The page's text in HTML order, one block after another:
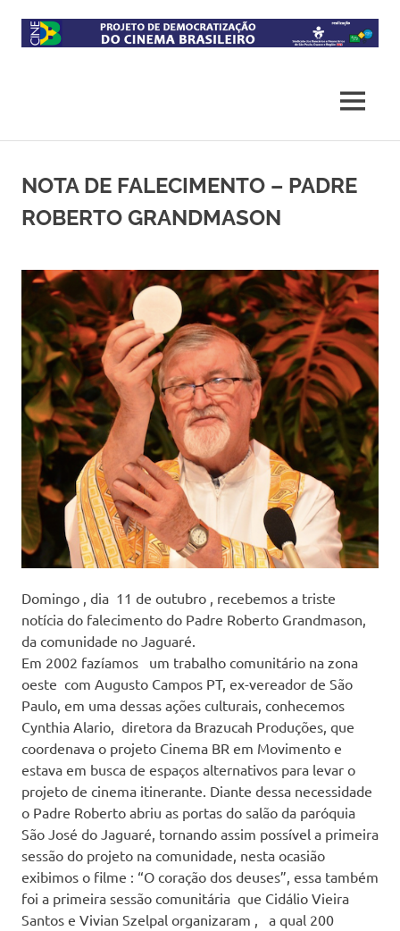
content
brasileiro
MENU
NOTA DE FALECIMENTO – PADRE
ROBERTO GRANDMASON
Domingo , dia 11 de outubro , recebemos a triste
notícia do falecimento do Padre Roberto Grandmason,
da comunidade no Jaguaré.
Em 2002 fazíamos um trabalho comunitário na zona
oeste com Augusto Campos PT, ex-vereador de São
Paulo, em uma dessas ações culturais, conhecemos
Cynthia Alario, diretora da Brazucah Produções, que
coordenava o projeto Cinema BR em Movimento e
estava em busca de espaços alternativos para levar o
projeto de cinema itinerante. Diante dessa necessidade
o Padre Roberto abriu as portas do salão da paróquia
São José do Jaguaré, tornando assim possível a primeira
sessão do projeto na comunidade, nesta ocasião
exibimos o filme : “O coração dos deuses”, essa também
foi a primeira sessão comunitária que Cidálio Vieira
Santos e Vivian Szelpal organizaram , a qual 200